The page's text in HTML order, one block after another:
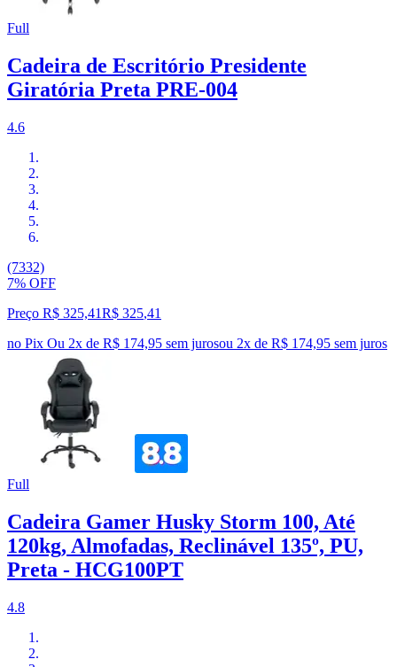
Full
Cadeira de Escritório Presidente
Giratória Preta PRE-004
4.6
(7332)
7% OFF
Preço R$ 325,41R$ 325,41
no Pix Ou 2x de R$ 174,95 sem jurosou 2x de R$ 174,95 sem juros
Full
Cadeira Gamer Husky Storm 100, Até
120kg, Almofadas, Reclinável 135º, PU,
Preta - HCG100PT
4.8